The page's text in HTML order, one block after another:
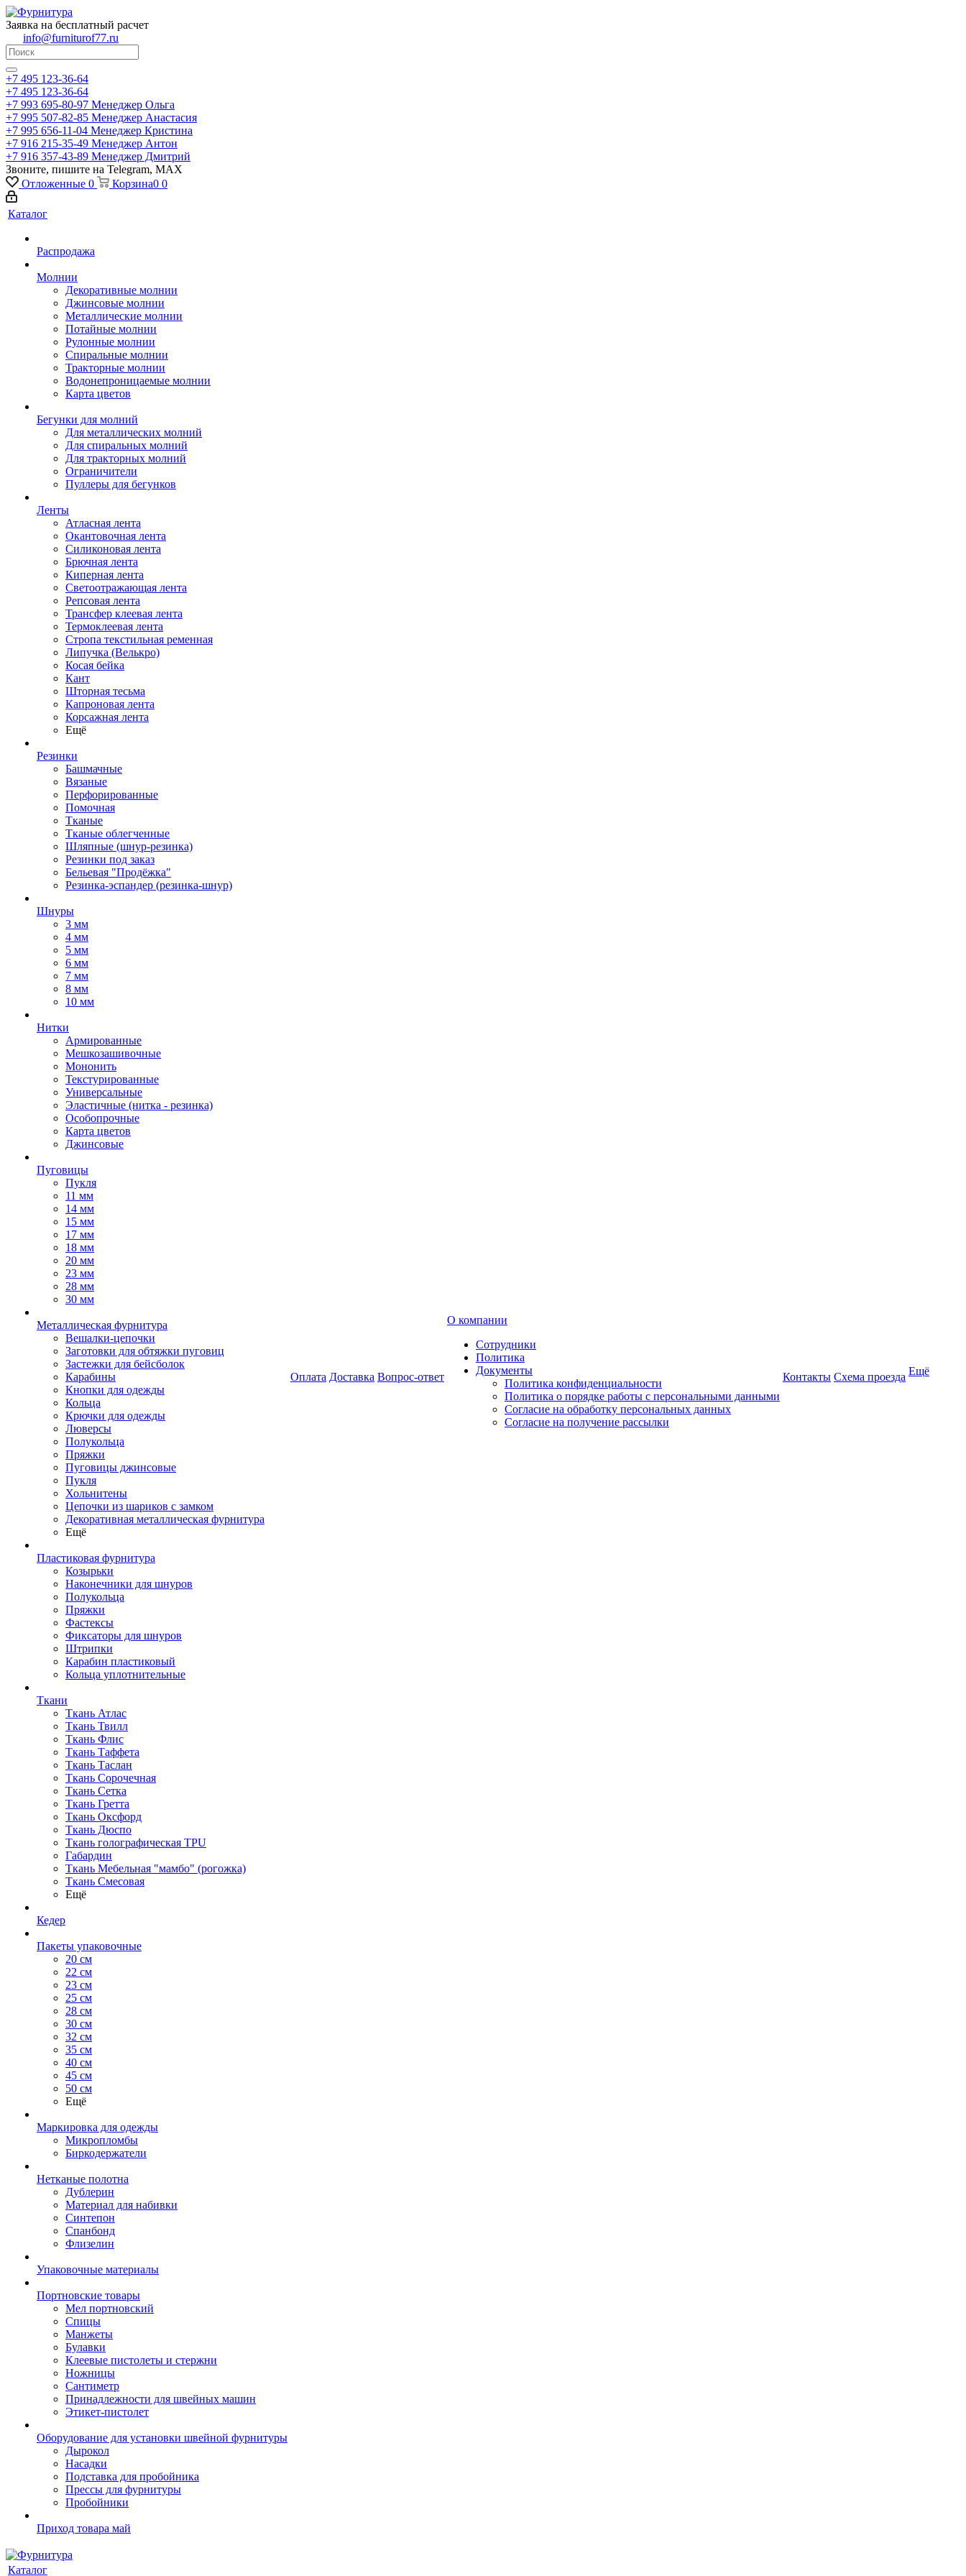
Заявка на бесплатный расчет
info@furniturof77.ru
+7 495 123-36-64
+7 495 123-36-64
+7 993 695-80-97 Менеджер Ольга
+7 995 507-82-85 Менеджер Анастасия
+7 995 656-11-04 Менеджер Кристина
+7 916 215-35-49 Менеджер Антон
+7 916 357-43-89 Менеджер Дмитрий
Звоните, пишите на Telegram, MAX
Отложенные 0 Корзина0 0
Каталог
Распродажа
Молнии
Декоративные молнии
Джинсовые молнии
Металлические молнии
Потайные молнии
Рулонные молнии
Спиральные молнии
Тракторные молнии
Водонепроницаемые молнии
Карта цветов
Бегунки для молний
Для металлических молний
Для спиральных молний
Для тракторных молний
Ограничители
Пуллеры для бегунков
Ленты
Атласная лента
Окантовочная лента
Силиконовая лента
Брючная лента
Киперная лента
Светоотражающая лента
Репсовая лента
Трансфер клеевая лента
Термоклеевая лента
Стропа текстильная ременная
Липучка (Велькро)
Косая бейка
Кант
Шторная тесьма
Капроновая лента
Корсажная лента
Ещё
Резинки
Башмачные
Вязаные
Перфорированные
Помочная
Тканые
Тканые облегченные
Шляпные (шнур-резинка)
Резинки под заказ
Бельевая "Продёжка"
Резинка-эспандер (резинка-шнур)
Шнуры
3 мм
4 мм
5 мм
6 мм
7 мм
8 мм
10 мм
Нитки
Армированные
Мешкозашивочные
Мононить
Текстурированные
Универсальные
Эластичные (нитка - резинка)
Особопрочные
Карта цветов
Джинсовые
Пуговицы
Пукля
11 мм
14 мм
15 мм
17 мм
18 мм
20 мм
23 мм
28 мм
30 мм
Металлическая фурнитура
Вешалки-цепочки
Заготовки для обтяжки пуговиц
Застежки для бейсболок
Карабины
Кнопки для одежды
Кольца
Крючки для одежды
Люверсы
Полукольца
Пряжки
Пуговицы джинсовые
Пукля
Хольнитены
Цепочки из шариков с замком
Декоративная металлическая фурнитура
Ещё
Пластиковая фурнитура
Козырьки
Наконечники для шнуров
Полукольца
Пряжки
Фастексы
Фиксаторы для шнуров
Штрипки
Карабин пластиковый
Кольца уплотнительные
Ткани
Ткань Атлас
Ткань Твилл
Ткань Флис
Ткань Таффета
Ткань Таслан
Ткань Сорочечная
Ткань Сетка
Ткань Гретта
Ткань Оксфорд
Ткань Дюспо
Ткань голографическая TPU
Габардин
Ткань Мебельная "мамбо" (рогожка)
Ткань Смесовая
Ещё
Кедер
Пакеты упаковочные
20 см
22 см
23 см
25 см
28 см
30 см
32 см
35 см
40 см
45 см
50 см
Ещё
Маркировка для одежды
Микропломбы
Биркодержатели
Нетканые полотна
Дублерин
Материал для набивки
Синтепон
Спанбонд
Флизелин
Упаковочные материалы
Портновские товары
Мел портновский
Спицы
Манжеты
Булавки
Клеевые пистолеты и стержни
Ножницы
Сантиметр
Принадлежности для швейных машин
Этикет-пистолет
Оборудование для установки швейной фурнитуры
Дырокол
Насадки
Подставка для пробойника
Прессы для фурнитуры
Пробойники
Приход товара май
Оплата Доставка Вопрос-ответ
О компании
Сотрудники
Политика
Документы
Политика конфиденциальности
Политика о порядке работы с персональными данными
Согласие на обработку персональных данных
Согласие на получение рассылки
Контакты Схема проезда Ещё
Каталог